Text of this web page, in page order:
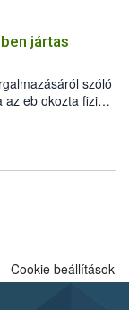
jártas
szóló
eb okozta fizikai
felmerülő
és annak
jártas szakértőt.
Cookie beállítások